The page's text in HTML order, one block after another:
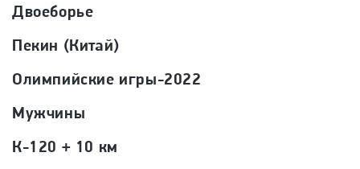
Двоеборье
Пекин (Китай)
Олимпийские игры-2022
Мужчины
К-120 + 10 км